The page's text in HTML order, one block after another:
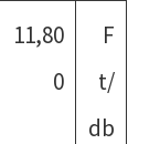
11,80
0
F
t/
db